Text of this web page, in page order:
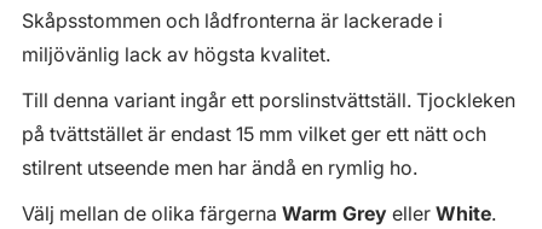
Skåpsstommen och lådfronterna är lackerade i
miljövänlig lack av högsta kvalitet.
Till denna variant ingår ett porslinstvättställ. Tjockleken
på tvättstället är endast 15 mm vilket ger ett nätt och
stilrent utseende men har ändå en rymlig ho.
Välj mellan de olika färgerna Warm Grey eller White.